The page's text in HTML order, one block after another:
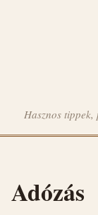
Hasznos
Adózás